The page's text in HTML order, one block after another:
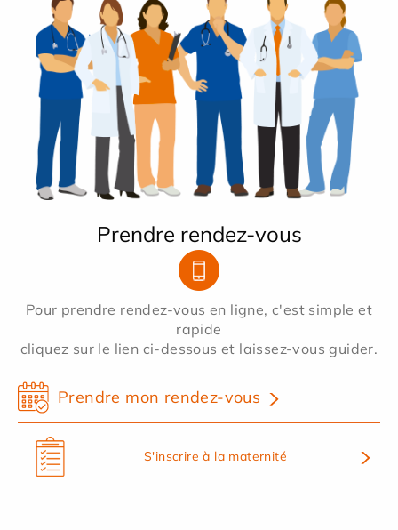
Prendre rendez-vous
Pour prendre rendez-vous en ligne, c'est simple et
rapide
cliquez sur le lien ci-dessous et laissez-vous guider.
Prendre mon rendez-vous
S'inscrire à la maternité